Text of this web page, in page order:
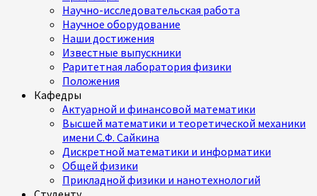
Научно-исследовательская работа
Научное оборудование
Наши достижения
Известные выпускники
Раритетная лаборатория физики
Положения
Кафедры
Актуарной и финансовой математики
Высшей математики и теоретической механики
имени С.Ф. Сайкина
Дискретной математики и информатики
Общей физики
Прикладной физики и нанотехнологий